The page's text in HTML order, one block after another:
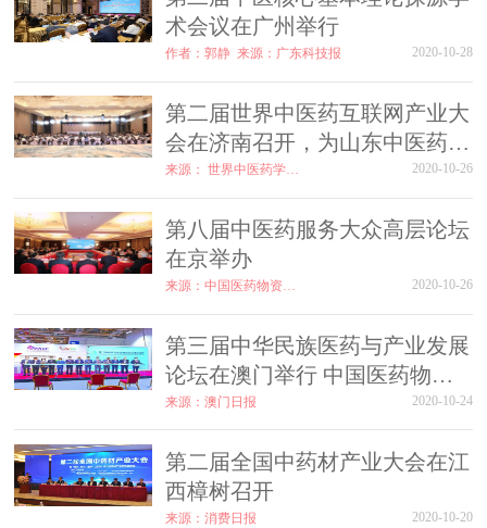
术会议在广州举行
作者：郭静 来源：广东科技报 2020-10-28
第二届世界中医药互联网产业大
会在济南召开，为山东中医药走
向世界培育新动能
来源： 世界中医药学会联合会 2020-10-26
第八届中医药服务大众高层论坛
在京举办
来源：中国医药物资协会 2020-10-26
第三届中华民族医药与产业发展
论坛在澳门举行 中国医药物资
协会领导出席
来源：澳门日报 2020-10-24
第二届全国中药材产业大会在江
西樟树召开
来源：消费日报 2020-10-20